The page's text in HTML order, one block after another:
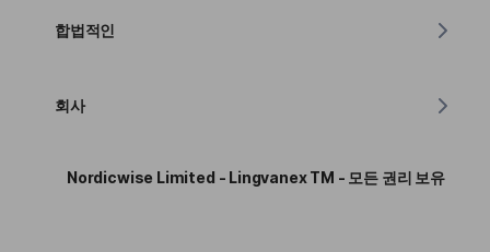
합법적인
API 번역 이용 약관
회사
Nordicwise Limited - Lingvanex TM - 모든 권리 보유